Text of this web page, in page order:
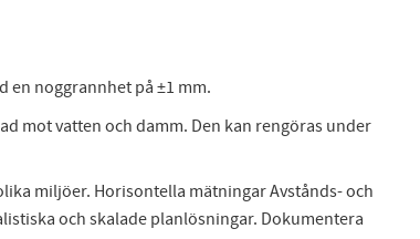
en noggrannhet på ±1 mm.
mot vatten och damm. Den kan rengöras under
miljöer. Horisontella mätningar Avstånds- och
och skalade planlösningar. Dokumentera